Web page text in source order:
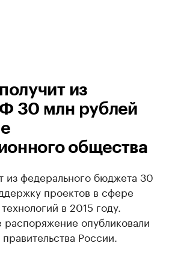
из
30 млн рублей
общества
из федерального бюджета 30
проектов в сфере
в 2015 году.
опубликовали
России.